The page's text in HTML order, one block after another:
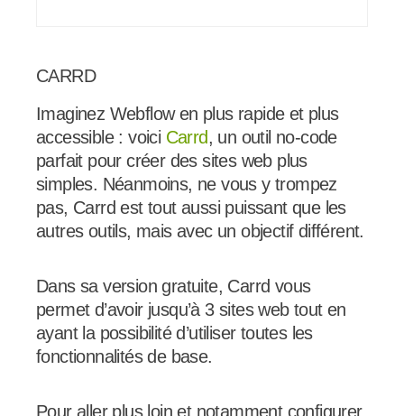
CARRD
Imaginez Webflow en plus rapide et plus
accessible : voici Carrd, un outil no-code
parfait pour créer des sites web plus
simples. Néanmoins, ne vous y trompez
pas, Carrd est tout aussi puissant que les
autres outils, mais avec un objectif différent.
Dans sa version gratuite, Carrd vous
permet d’avoir jusqu’à 3 sites web tout en
ayant la possibilité d’utiliser toutes les
fonctionnalités de base.
Pour aller plus loin et notamment configurer